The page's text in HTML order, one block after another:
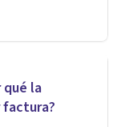
qué la